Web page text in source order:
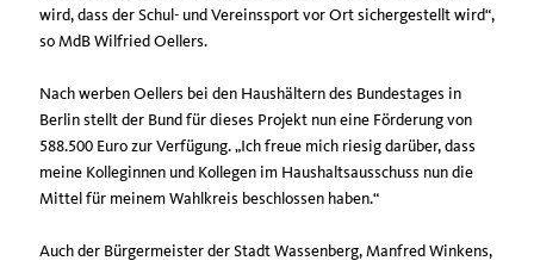
wird, dass der Schul- und Vereinssport vor Ort sichergestellt wird“,
so MdB Wilfried Oellers.
Nach werben Oellers bei den Haushältern des Bundestages in
Berlin stellt der Bund für dieses Projekt nun eine Förderung von
588.500 Euro zur Verfügung. „Ich freue mich riesig darüber, dass
meine Kolleginnen und Kollegen im Haushaltsausschuss nun die
Mittel für meinem Wahlkreis beschlossen haben.“
Auch der Bürgermeister der Stadt Wassenberg, Manfred Winkens,